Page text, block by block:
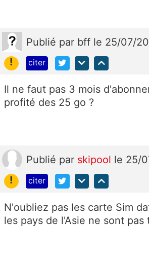
Publié par bff le 25/07/
!
citer
Il ne faut pas 3 mois
profité des 25 go ?
Publié par skipool le 25/
!
citer
N'oubliez pas les carte Sim
les pays de l'Asie ne sont pas